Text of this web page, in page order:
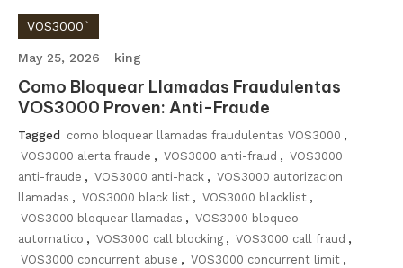
VOS3000`
May 25, 2026 king
Como Bloquear Llamadas Fraudulentas
VOS3000 Proven: Anti-Fraude
Tagged como bloquear llamadas fraudulentas VOS3000 ,
VOS3000 alerta fraude , VOS3000 anti-fraud , VOS3000
anti-fraude , VOS3000 anti-hack , VOS3000 autorizacion
llamadas , VOS3000 black list , VOS3000 blacklist ,
VOS3000 bloquear llamadas , VOS3000 bloqueo
automatico , VOS3000 call blocking , VOS3000 call fraud ,
VOS3000 concurrent abuse , VOS3000 concurrent limit ,